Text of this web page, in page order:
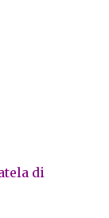
di